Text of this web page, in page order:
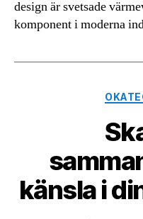
design är svetsade
komponent i moderna
känsla i